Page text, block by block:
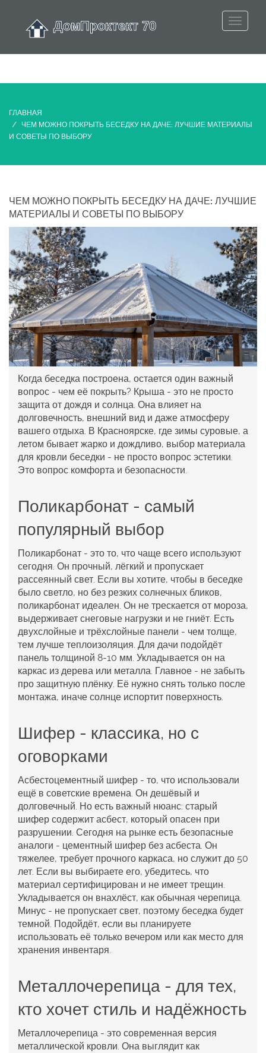
ГЛАВНАЯ
ЧЕМ МОЖНО ПОКРЫТЬ БЕСЕДКУ НА ДАЧЕ: ЛУЧШИЕ МАТЕРИАЛЫ
И СОВЕТЫ ПО ВЫБОРУ
ЧЕМ МОЖНО ПОКРЫТЬ БЕСЕДКУ НА ДАЧЕ: ЛУЧШИЕ
МАТЕРИАЛЫ И СОВЕТЫ ПО ВЫБОРУ
Когда беседка построена, остается один важный
вопрос - чем её покрыть? Крыша - это не просто
защита от дождя и солнца. Она влияет на
долговечность, внешний вид и даже атмосферу
вашего отдыха. В Красноярске, где зимы суровые, а
летом бывает жарко и дождливо, выбор материала
для кровли беседки - не просто вопрос эстетики.
Это вопрос комфорта и безопасности.
Поликарбонат - самый
популярный выбор
Поликарбонат - это то, что чаще всего используют
сегодня. Он прочный, лёгкий и пропускает
рассеянный свет. Если вы хотите, чтобы в беседке
было светло, но без резких солнечных бликов,
поликарбонат идеален. Он не трескается от мороза,
выдерживает снеговые нагрузки и не гниёт. Есть
двухслойные и трёхслойные панели - чем толще,
тем лучше теплоизоляция. Для дачи подойдёт
панель толщиной 8-10 мм. Укладывается он на
каркас из дерева или металла. Главное - не забыть
про защитную плёнку. Её нужно снять только после
монтажа, иначе солнце испортит поверхность.
Шифер - классика, но с
оговорками
Асбестоцементный шифер - то, что использовали
ещё в советские времена. Он дешёвый и
долговечный. Но есть важный нюанс: старый
шифер содержит асбест, который опасен при
разрушении. Сегодня на рынке есть безопасные
аналоги - цементный шифер без асбеста. Он
тяжелее, требует прочного каркаса, но служит до 50
лет. Если вы выбираете его, убедитесь, что
материал сертифицирован и не имеет трещин.
Укладывается он внахлёст, как обычная черепица.
Минус - не пропускает свет, поэтому беседка будет
темной. Подойдёт, если вы планируете
использовать её только вечером или как место для
хранения инвентаря.
Металлочерепица - для тех,
кто хочет стиль и надёжность
Металлочерепица - это современная версия
металлической кровли. Она выглядит как